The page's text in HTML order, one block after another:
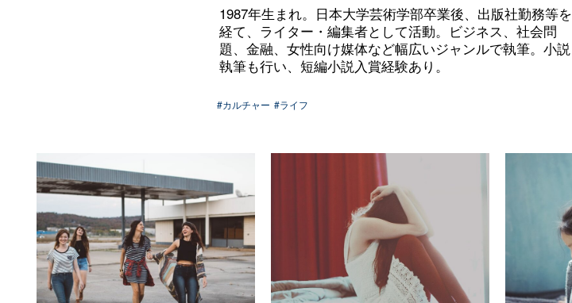
1987年生まれ。日本大学芸術学部卒業後、出版社勤務等を
経て、ライター・編集者として活動。ビジネス、社会問
題、金融、女性向け媒体など幅広いジャンルで執筆。小説
執筆も行い、短編小説入賞経験あり。
#カルチャー #ライフ